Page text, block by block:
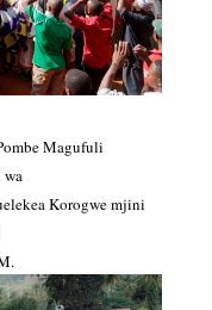
Magufuli
wa
Korogwe mjini